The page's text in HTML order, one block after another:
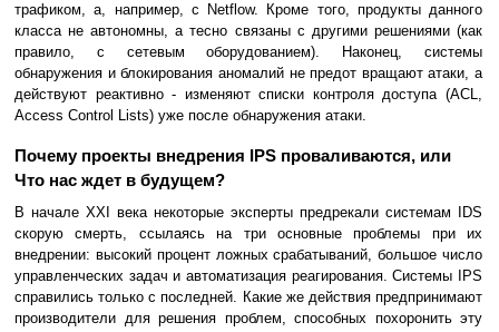
трафиком, а, например, с Netflow. Кроме того, продукты данного
класса не автономны, а тесно связаны с другими решениями (как
правило, с сетевым оборудованием). Наконец, системы
обнаружения и блокирования аномалий не предот вращают атаки, а
действуют реактивно - изменяют списки контроля доступа (ACL,
Access Control Lists) уже после обнаружения атаки.
Почему проекты внедрения IPS проваливаются, или
Что нас ждет в будущем?
В начале XXI века некоторые эксперты предрекали системам IDS
скорую смерть, ссылаясь на три основные проблемы при их
внедрении: высокий процент ложных срабатываний, большое число
управленческих задач и автоматизация реагирования. Системы IPS
справились только с последней. Какие же действия предпринимают
производители для решения проблем, способных похоронить эту